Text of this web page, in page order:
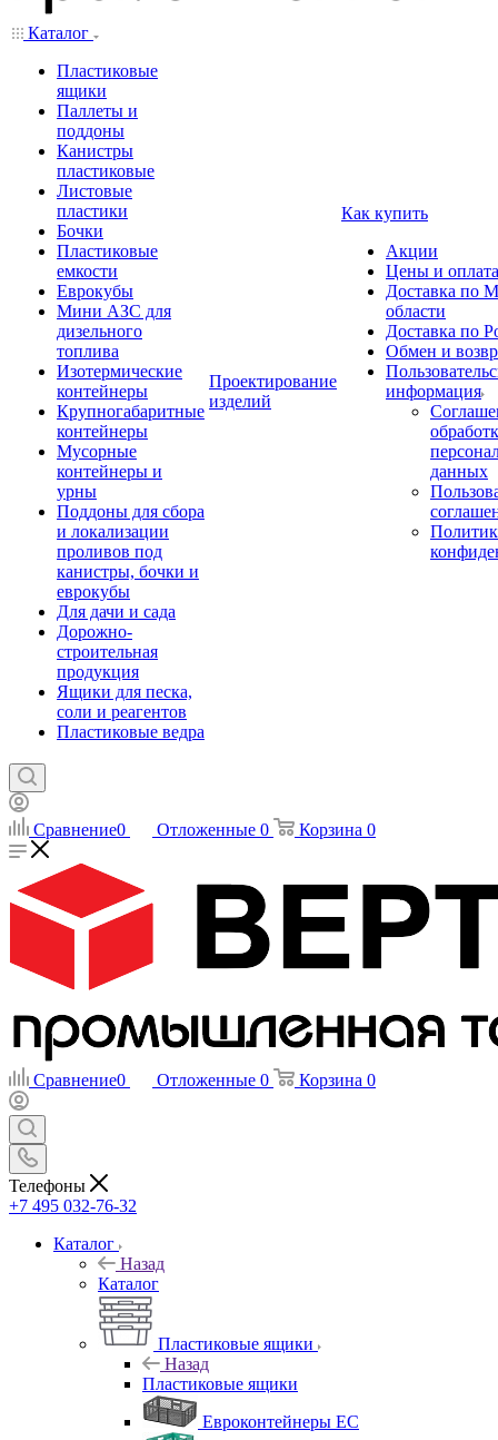
Каталог
Пластиковые
ящики
Паллеты и
поддоны
Канистры
пластиковые
Листовые
пластики
Бочки
Пластиковые
емкости
Еврокубы
Мини АЗС для
дизельного
топлива
Изотермические
контейнеры
Крупногабаритные
контейнеры
Мусорные
контейнеры и
урны
Поддоны для сбора
и локализации
проливов под
канистры, бочки и
еврокубы
Для дачи и сада
Дорожно-
строительная
продукция
Ящики для песка,
соли и реагентов
Пластиковые ведра
Проектирование
изделий
Как купить
Акции
Цены и оплата
Доставка по
области
Доставка по
Обмен и
информация
данных
Сравнение0 Отложенные 0 Корзина 0
Сравнение0 Отложенные 0 Корзина 0
Телефоны
+7 495 032-76-32
Каталог
Назад
Каталог
Пластиковые ящики
Назад
Пластиковые ящики
Евроконтейнеры ЕС